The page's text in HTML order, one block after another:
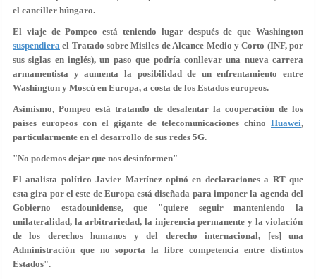
el canciller húngaro.
El viaje de Pompeo está teniendo lugar después de que Washington
suspendiera el Tratado sobre Misiles de Alcance Medio y Corto (INF, por
sus siglas en inglés), un paso que podría conllevar una nueva carrera
armamentista y aumenta la posibilidad de un enfrentamiento entre
Washington y Moscú en Europa, a costa de los Estados europeos.
Asimismo, Pompeo está tratando de desalentar la cooperación de los
países europeos con el gigante de telecomunicaciones chino Huawei,
particularmente en el desarrollo de sus redes 5G.
"No podemos dejar que nos desinformen"
El analista político Javier Martínez opinó en declaraciones a RT que
esta gira por el este de Europa está diseñada para imponer la agenda del
Gobierno estadounidense, que "quiere seguir manteniendo la
unilateralidad, la arbitrariedad, la injerencia permanente y la violación
de los derechos humanos y del derecho internacional, [es] una
Administración que no soporta la libre competencia entre distintos
Estados".